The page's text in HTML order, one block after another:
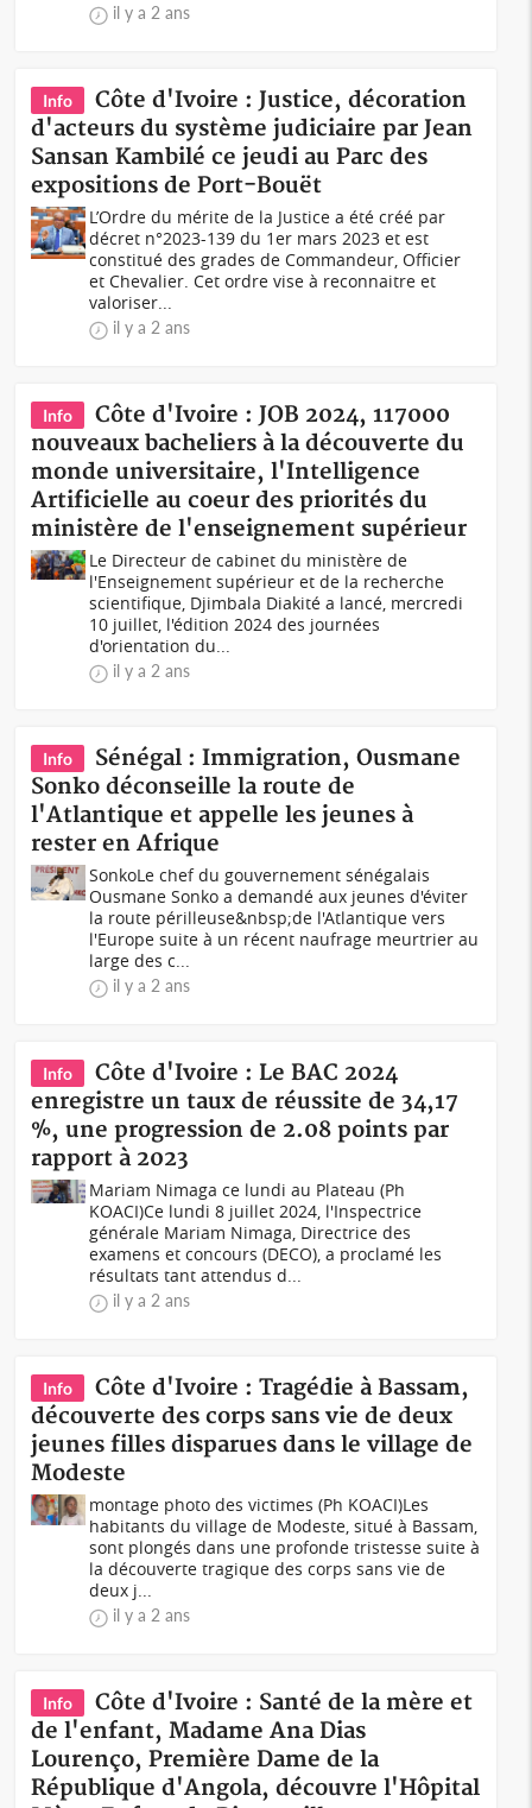
il y a 2 ans
Info
Côte d'Ivoire : Justice, décoration
d'acteurs du système judiciaire par Jean
Sansan Kambilé ce jeudi au Parc des
expositions de Port-Bouët
L’Ordre du mérite de la Justice a été créé par
décret n°2023-139 du 1er mars 2023 et est
constitué des grades de Commandeur, Officier
et Chevalier. Cet ordre vise à reconnaitre et
valoriser...
il y a 2 ans
Info
Côte d'Ivoire : JOB 2024, 117000
nouveaux bacheliers à la découverte du
monde universitaire, l'Intelligence
Artificielle au coeur des priorités du
ministère de l'enseignement supérieur
Le Directeur de cabinet du ministère de
l'Enseignement supérieur et de la recherche
scientifique, Djimbala Diakité a lancé, mercredi
10 juillet, l'édition 2024 des journées
d'orientation du...
il y a 2 ans
Info
Sénégal : Immigration, Ousmane
Sonko déconseille la route de
l'Atlantique et appelle les jeunes à
rester en Afrique
SonkoLe chef du gouvernement sénégalais
Ousmane Sonko a demandé aux jeunes d'éviter
la route périlleuse&nbsp;de l'Atlantique vers
l'Europe suite à un récent naufrage meurtrier au
large des c...
il y a 2 ans
Info
Côte d'Ivoire : Le BAC 2024
enregistre un taux de réussite de 34,17
%, une progression de 2.08 points par
rapport à 2023
Mariam Nimaga ce lundi au Plateau (Ph
KOACI)Ce lundi 8 juillet 2024, l'Inspectrice
générale Mariam Nimaga, Directrice des
examens et concours (DECO), a proclamé les
résultats tant attendus d...
il y a 2 ans
Info
Côte d'Ivoire : Tragédie à Bassam,
découverte des corps sans vie de deux
jeunes filles disparues dans le village de
Modeste
montage photo des victimes (Ph KOACI)Les
habitants du village de Modeste, situé à Bassam,
sont plongés dans une profonde tristesse suite à
la découverte tragique des corps sans vie de
deux j...
il y a 2 ans
Info
Côte d'Ivoire : Santé de la mère et
de l'enfant, Madame Ana Dias
Lourenço, Première Dame de la
République d'Angola, découvre l'Hôpital